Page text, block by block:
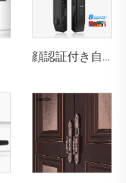
顔認証付き自動スマート指紋ドアロック D7pro